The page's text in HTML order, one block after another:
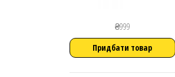
₴999
Придбати товар